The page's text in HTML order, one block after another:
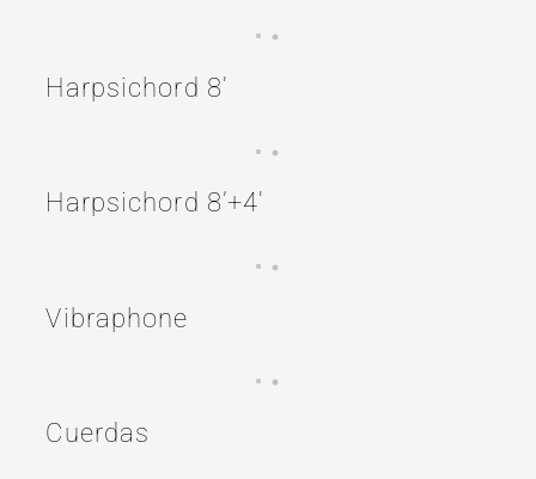
Harpsichord 8′
Harpsichord 8’+4′
Vibraphone
Cuerdas